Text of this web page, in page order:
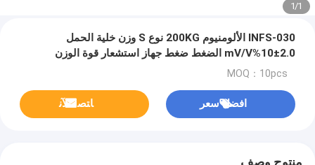
1
/
1
INFS-030 الألومنيوم 200KG نوع S وزن خلية الحمل
2.0±10%mV/V الضغط ضغط جهاز استشعار قوة الوزن
MOQ：10pcs
افضل سعر ﺎﺘﺼﻟ ﺍﻶﻧ
منتوج وصف